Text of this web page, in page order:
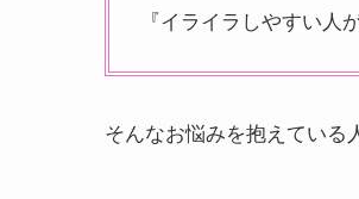
『イライラしやすい人
そんなお悩みを抱えている